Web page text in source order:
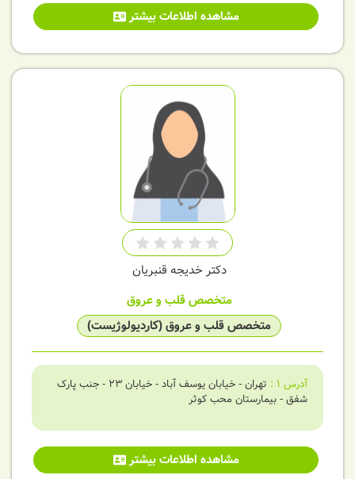
مشاهده اطلاعات بیشتر
دکتر خدیجه قنبریان
متخصص قلب و عروق
متخصص قلب و عروق (کاردیولوژیست)
آدرس 1
:
تهران - خیابان یوسف آباد - خیابان 23 - جنب پارک
شفق - بیمارستان محب کوثر
مشاهده اطلاعات بیشتر